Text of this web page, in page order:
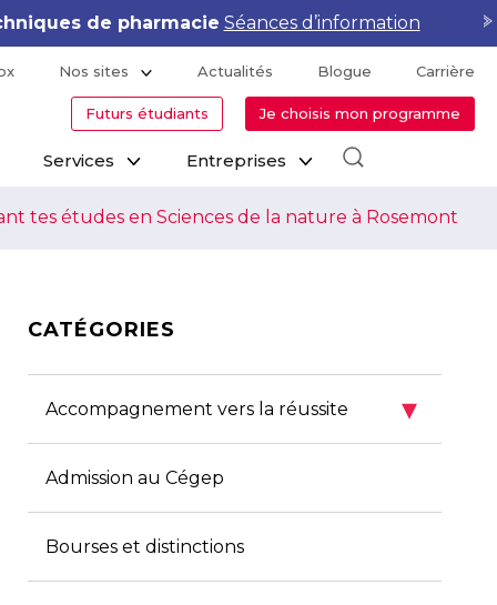
de pharmacie Séances d’information
Nos sites Actualités Blogue Carrière
Futurs étudiants Je choisis mon programme
Services Entreprises
tes études en Sciences de la nature à Rosemont
CATÉGORIES
Accompagnement vers la réussite ▾
Admission au Cégep
Bourses et distinctions